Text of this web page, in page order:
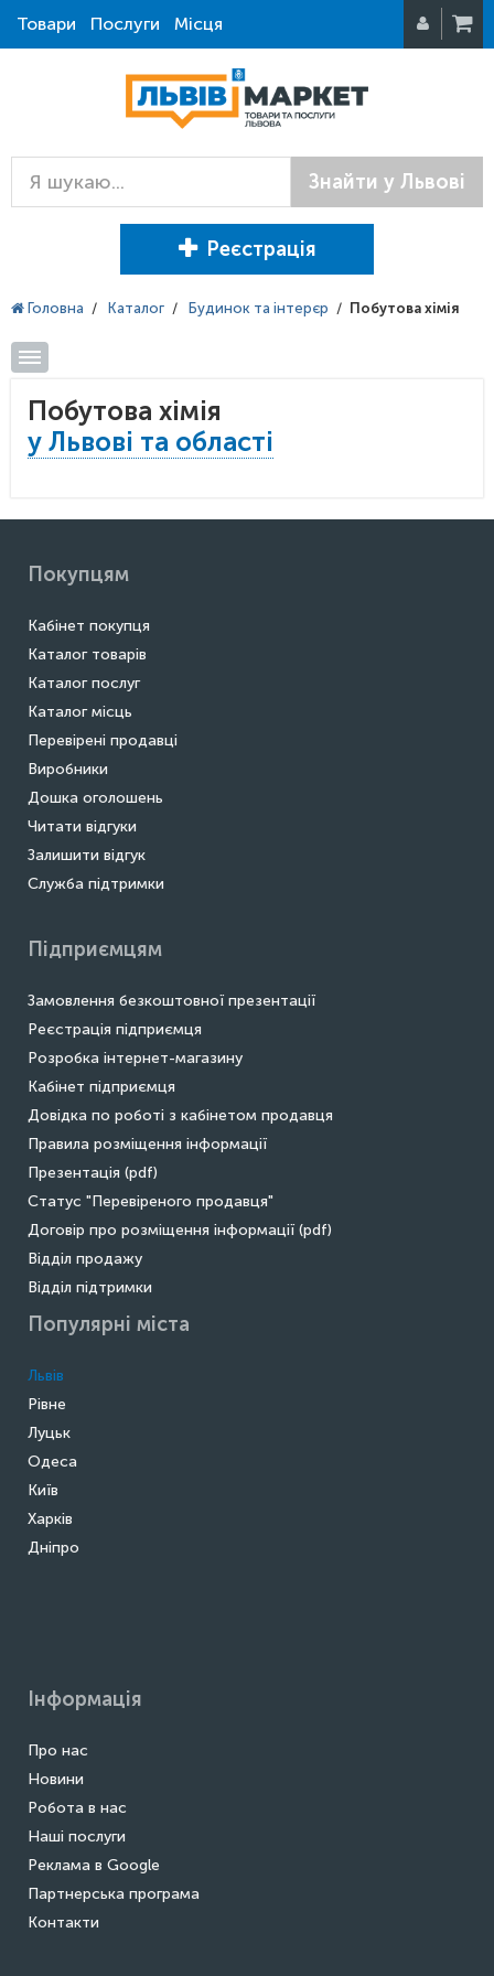
Товари Послуги Місця
Знайти у Львові
Реєстрація
Головна / Каталог / Будинок та інтерєр / Побутова хімія
Побутова хімія
у Львові та області
Покупцям
Кабінет покупця
Каталог товарів
Каталог послуг
Каталог місць
Перевірені продавці
Виробники
Дошка оголошень
Читати відгуки
Залишити відгук
Служба підтримки
Підприємцям
Замовлення безкоштовної презентації
Реєстрація підприємця
Розробка інтернет-магазину
Кабінет підприємця
Довідка по роботі з кабінетом продавця
Правила розміщення інформації
Презентація (pdf)
Статус "Перевіреного продавця"
Договір про розміщення інформації (pdf)
Відділ продажу
Відділ підтримки
Популярні міста
Львів
Рівне
Луцьк
Одеса
Київ
Харків
Дніпро
Інформація
Про нас
Новини
Робота в нас
Наші послуги
Реклама в Google
Партнерська програма
Контакти